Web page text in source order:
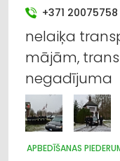
+371 20075758
nelaiķa
mājām,
negadījuma
APBEDĪŠANAS